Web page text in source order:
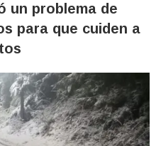
un problema de
para que cuiden a